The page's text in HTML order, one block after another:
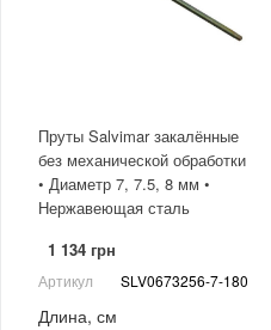
Пруты Salvimar закалённые
без механической обработки
• Диаметр 7, 7.5, 8 мм •
Нержавеющая сталь
1 134 грн
Артикул SLV0673256-7-180
Длина, см